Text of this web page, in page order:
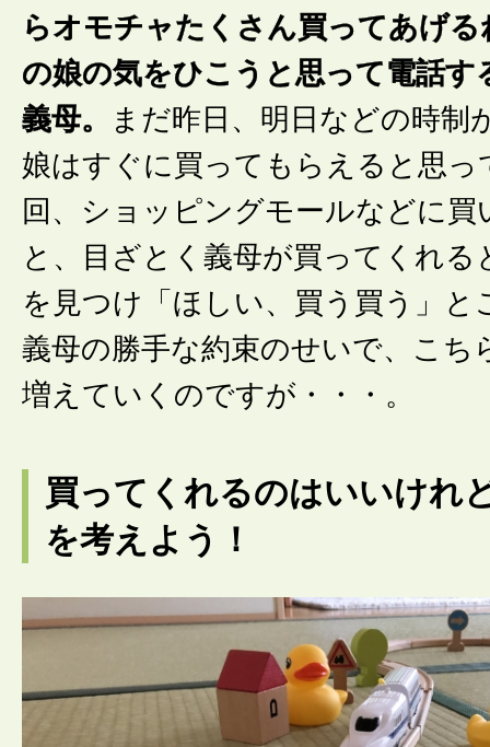
らオモチャたくさん買ってあげる
の娘の気をひこうと思って電話す
義母。
まだ昨日、明日などの時制
娘はすぐに買ってもらえると思っ
回、ショッピングモールなどに買
と、目ざとく義母が買ってくれる
を見つけ「ほしい、買う買う」と
義母の勝手な約束のせいで、こち
増えていくのですが・・・。
買ってくれるのはいいけれ
を考えよう！